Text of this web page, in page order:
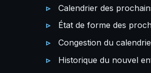
Calendrier des
État de forme des
Congestion du
Historique du nouvel